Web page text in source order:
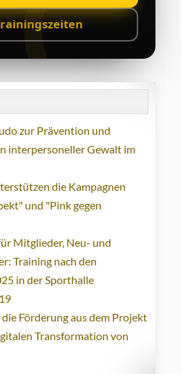
zur Prävention und
interpersoneller Gewalt im
die Kampagnen
und "Pink gegen
Mitglieder, Neu- und
Training nach den
in der Sporthalle
Förderung aus dem Projekt
Transformation von